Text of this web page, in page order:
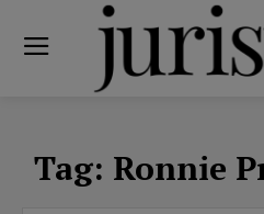
Tag: Ronnie